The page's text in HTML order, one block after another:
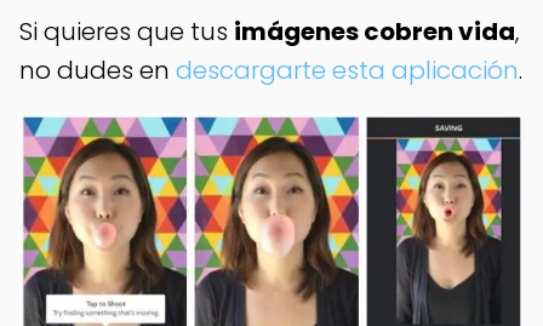
Si quieres que tus imágenes cobren vida,
no dudes en descargarte esta aplicación.